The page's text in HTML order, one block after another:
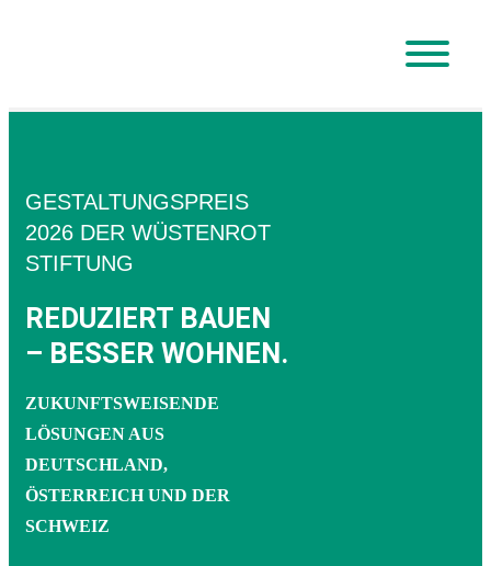
GESTALTUNGSPREIS
2026 DER WÜSTENROT
STIFTUNG
REDUZIERT BAUEN
– BESSER WOHNEN.
ZUKUNFTSWEISENDE
LÖSUNGEN AUS
DEUTSCHLAND,
ÖSTERREICH UND DER
SCHWEIZ